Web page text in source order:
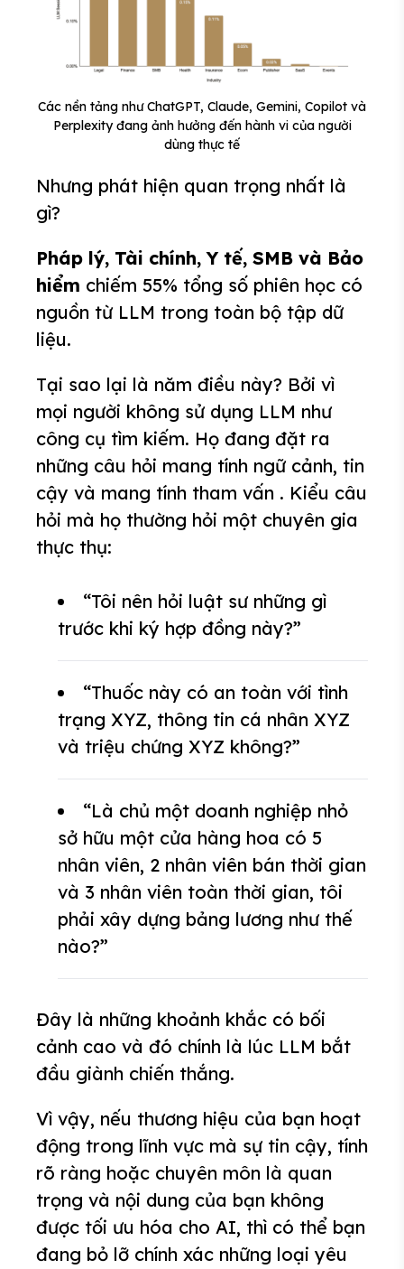
Các nền tảng như ChatGPT, Claude, Gemini, Copilot và
Perplexity đang ảnh hưởng đến hành vi của người
dùng thực tế
Nhưng phát hiện quan trọng nhất là
gì?
Pháp lý, Tài chính, Y tế, SMB và Bảo
hiểm chiếm 55% tổng số phiên học có
nguồn từ LLM trong toàn bộ tập dữ
liệu.
Tại sao lại là năm điều này? Bởi vì
mọi người không sử dụng LLM như
công cụ tìm kiếm. Họ đang đặt ra
những câu hỏi mang tính ngữ cảnh, tin
cậy và mang tính tham vấn . Kiểu câu
hỏi mà họ thường hỏi một chuyên gia
thực thụ:
“Tôi nên hỏi luật sư những gì
trước khi ký hợp đồng này?”
“Thuốc này có an toàn với tình
trạng XYZ, thông tin cá nhân XYZ
và triệu chứng XYZ không?”
“Là chủ một doanh nghiệp nhỏ
sở hữu một cửa hàng hoa có 5
nhân viên, 2 nhân viên bán thời gian
và 3 nhân viên toàn thời gian, tôi
phải xây dựng bảng lương như thế
nào?”
Đây là những khoảnh khắc có bối
cảnh cao và đó chính là lúc LLM bắt
đầu giành chiến thắng.
Vì vậy, nếu thương hiệu của bạn hoạt
động trong lĩnh vực mà sự tin cậy, tính
rõ ràng hoặc chuyên môn là quan
trọng và nội dung của bạn không
được tối ưu hóa cho AI, thì có thể bạn
đang bỏ lỡ chính xác những loại yêu